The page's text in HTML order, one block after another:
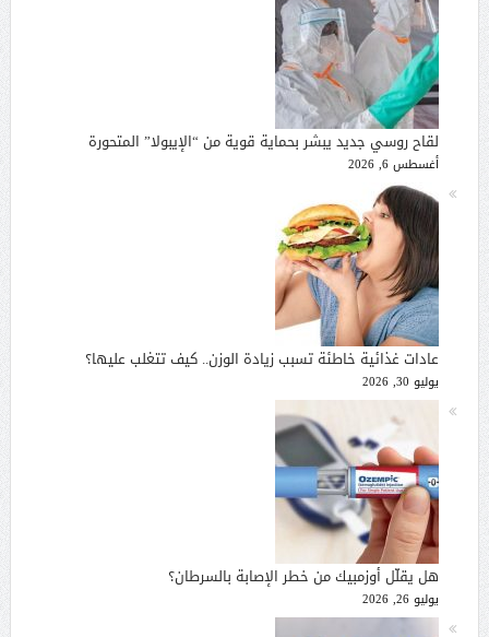
لقاح روسي جديد يبشر بحماية قوية من “الإيبولا” المتحورة
أغسطس 6, 2026
عادات غذائية خاطئة تسبب زيادة الوزن.. كيف تتغلب عليها؟
يوليو 30, 2026
هل يقلّل أوزمبيك من خطر الإصابة بالسرطان؟
يوليو 26, 2026